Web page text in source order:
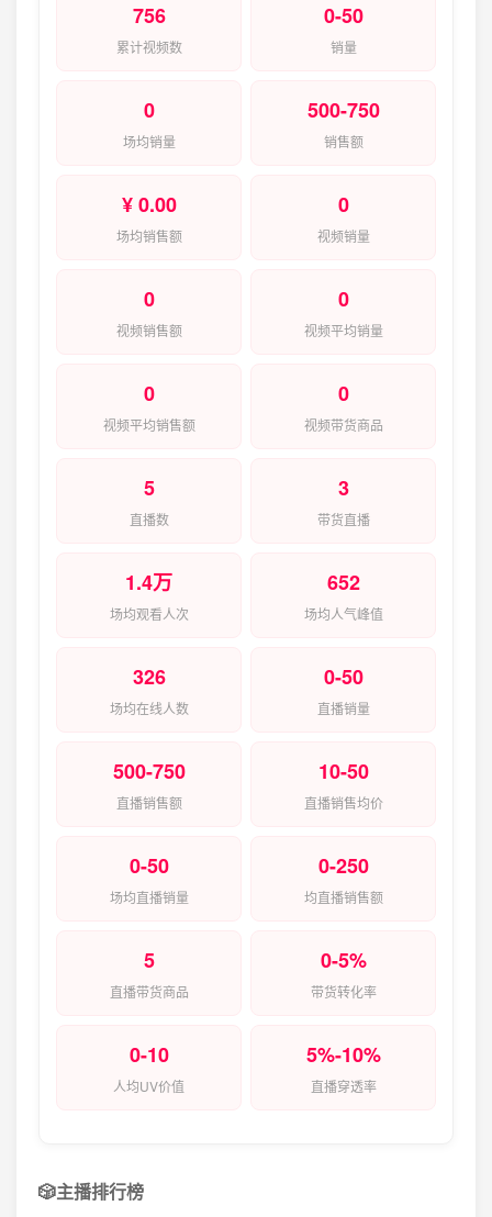
756
累计视频数
0-50
销量
0
场均销量
500-750
销售额
¥ 0.00
场均销售额
0
视频销量
0
视频销售额
0
视频平均销量
0
视频平均销售额
0
视频带货商品
5
直播数
3
带货直播
1.4万
场均观看人次
652
场均人气峰值
326
场均在线人数
0-50
直播销量
500-750
直播销售额
10-50
直播销售均价
0-50
场均直播销量
0-250
均直播销售额
5
直播带货商品
0-5%
带货转化率
0-10
人均UV价值
5%-10%
直播穿透率
🎲主播排行榜